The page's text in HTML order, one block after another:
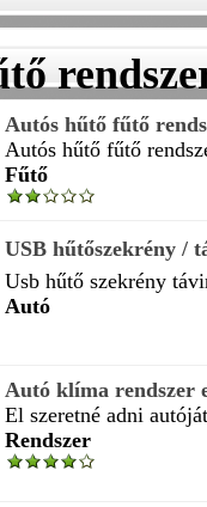
Autós hűtő fűtő
Autós hűtő fűtő
Fűtő
USB hűtőszekrény
Usb hűtő szekrény
Autó
Autó klíma rendszer
El szeretné adni
Rendszer